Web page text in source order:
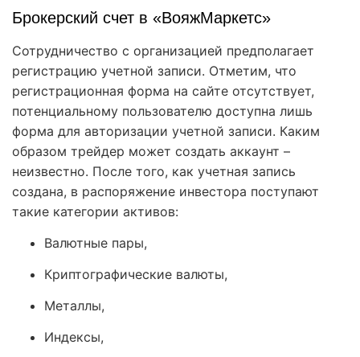
Брокерский счет в «ВояжМаркетс»
Сотрудничество с организацией предполагает
регистрацию учетной записи. Отметим, что
регистрационная форма на сайте отсутствует,
потенциальному пользователю доступна лишь
форма для авторизации учетной записи. Каким
образом трейдер может создать аккаунт –
неизвестно. После того, как учетная запись
создана, в распоряжение инвестора поступают
такие категории активов:
Валютные пары,
Криптографические валюты,
Металлы,
Индексы,